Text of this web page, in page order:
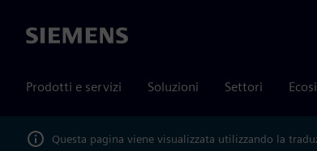
Siemens
Prodotti e servizi Soluzioni Settori
Questa pagina viene visualizzata utilizzando la